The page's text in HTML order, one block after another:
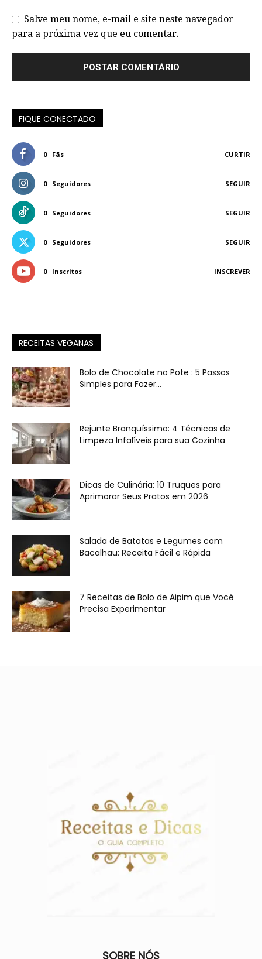
Salve meu nome, e-mail e site neste navegador
para a próxima vez que eu comentar.
FIQUE CONECTADO
0 Fãs CURTIR
0 Seguidores SEGUIR
0 Seguidores SEGUIR
0 Seguidores SEGUIR
0 Inscritos INSCREVER
RECEITAS VEGANAS
Bolo de Chocolate no Pote : 5 Passos
Simples para Fazer...
Rejunte Branquíssimo: 4 Técnicas de
Limpeza Infalíveis para sua Cozinha
Dicas de Culinária: 10 Truques para
Aprimorar Seus Pratos em 2026
Salada de Batatas e Legumes com
Bacalhau: Receita Fácil e Rápida
7 Receitas de Bolo de Aipim que Você
Precisa Experimentar
SOBRE NÓS